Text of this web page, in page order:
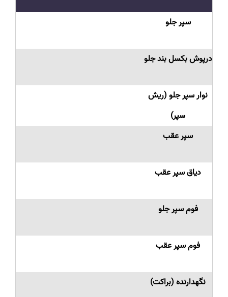
سپر جلو
درپوش بکسل بند جلو
نوار سپر جلو (ریش
سپر)
سپر عقب
دیاق سپر عقب
فوم سپر جلو
فوم سپر عقب
نگهدارنده (براکت)